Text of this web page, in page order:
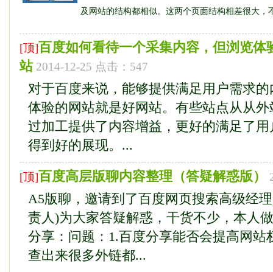
及网站的结构都相似。这两个页面结构相差很大，
[顶]百度如何看待一个采集内容，但浏览体
站 2014-12-25 点击：547
对于百度来说，能够提供满足用户需求
体验的网站就是好网站。有些站点从从
过加工提供了内容增益，更好的满足了
得到好的展现。...
[顶]百度高层版聊内容整理（答疑解惑版）
A5版聊，邀请到了百度网页搜索高级经
责人)为大家答疑解惑，干货不少，本人
分享：问题：1.百度分享能否会提高网站
查出来很多外链都...